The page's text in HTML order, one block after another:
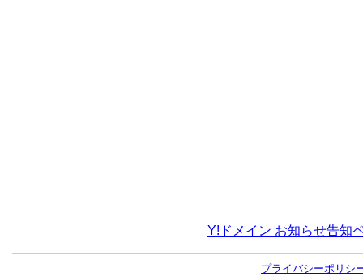
Y!ドメイン お知らせ告知
プライバシーポリシ